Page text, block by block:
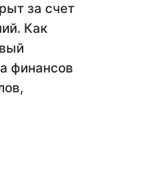
за счет
Как
финансов